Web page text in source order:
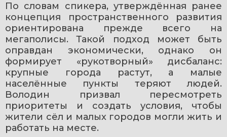
По словам спикера, утверждённая ранее
концепция пространственного развития
ориентирована прежде всего на
мегаполисы. Такой подход может быть
оправдан экономически, однако он
формирует «рукотворный» дисбаланс:
крупные города растут, а малые
населённые пункты теряют людей.
Володин призвал пересмотреть
приоритеты и создать условия, чтобы
жители сёл и малых городов могли жить и
работать на месте.